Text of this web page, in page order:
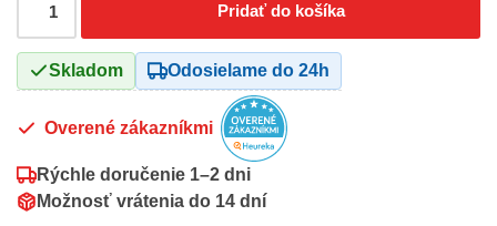
Pridať do košíka
Skladom Odosielame do 24h
Overené zákazníkmi
Rýchle doručenie 1–2 dni
Možnosť vrátenia do 14 dní